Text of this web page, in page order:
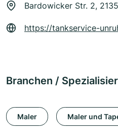
Bardowicker Str. 2,
https://tankservice-
Branchen /
Maler Maler und